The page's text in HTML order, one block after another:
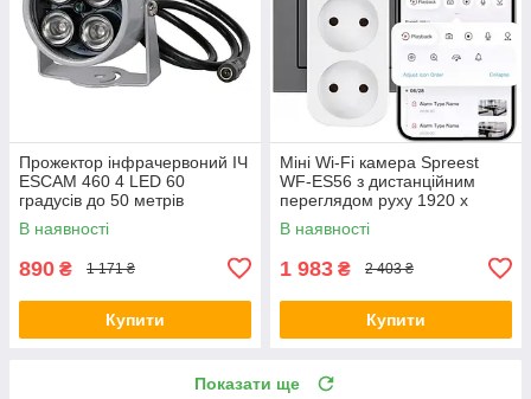
Прожектор інфрачервоний ІЧ
ESCAM 460 4 LED 60
градусів до 50 метрів
Вуличний для камери
В наявності
890 ₴ 1 171 ₴
Купити
Міні Wi-Fi камера Spreest
WF-ES56 з дистанційним
переглядом руху 1920 x
1080P Білий
В наявності
1 983 ₴ 2 403 ₴
Купити
Показати ще